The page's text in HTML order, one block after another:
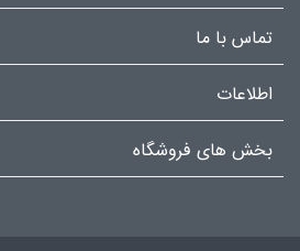
تماس با ما
اطلاعات
بخش های فروشگاه